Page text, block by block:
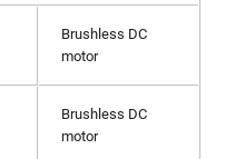
Brushless DC
motor
Brushless DC
motor